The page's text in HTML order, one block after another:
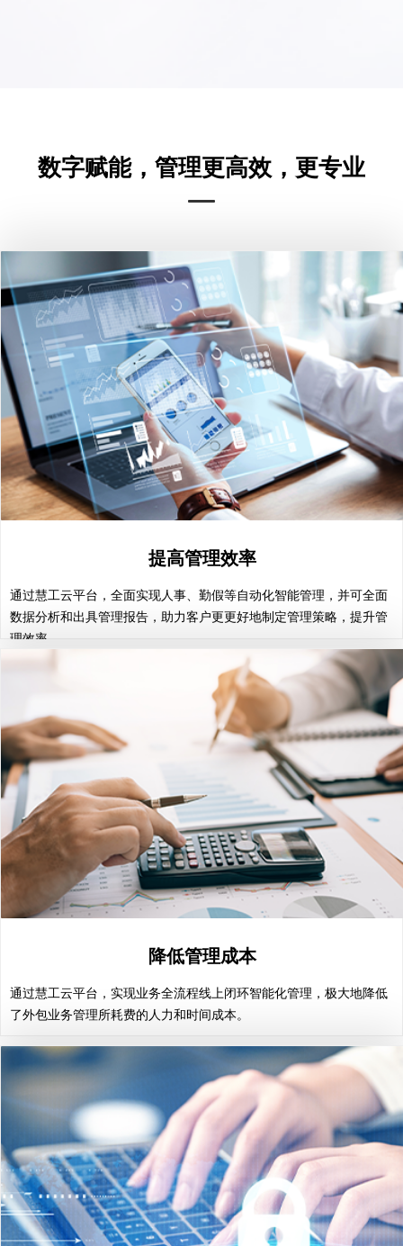
数字赋能，管理更高效，更专业
提高管理效率
通过慧工云平台，全面实现人事、勤假等自动化智能管理，并可全面
数据分析和出具管理报告，助力客户更更好地制定管理策略，提升管
理效率。
提高管理效率
通过慧工云平台，全面实现人事、勤假等自动化智能管理，并可全面
数据分析和出具管理报告，助力客户更更好地制定管理策略，提升管
理效率。
降低管理成本
通过慧工云平台，实现业务全流程线上闭环智能化管理，极大地降低
了外包业务管理所耗费的人力和时间成本。
降低管理成本
通过慧工云平台，实现业务全流程线上闭环智能化管理，极大地降低
了外包业务管理所耗费的人力和时间成本。